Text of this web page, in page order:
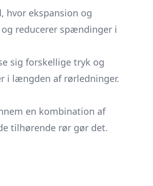
hvor ekspansion og
reducerer spændinger i
sig forskellige tryk og
i længden af rørledninger.
en kombination af
tilhørende rør gør det.